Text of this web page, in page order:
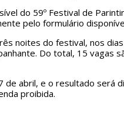
do 59º Festival de
pelo formulário
noites do festival, nos
Do total, 15
abril, e o resultado será
proibida.